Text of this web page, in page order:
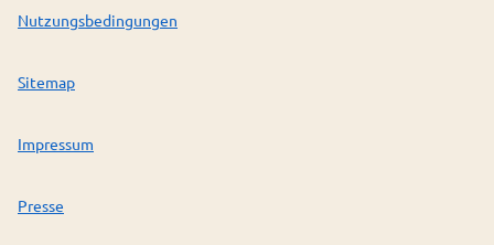
Nutzungsbedingungen
Sitemap
Impressum
Presse